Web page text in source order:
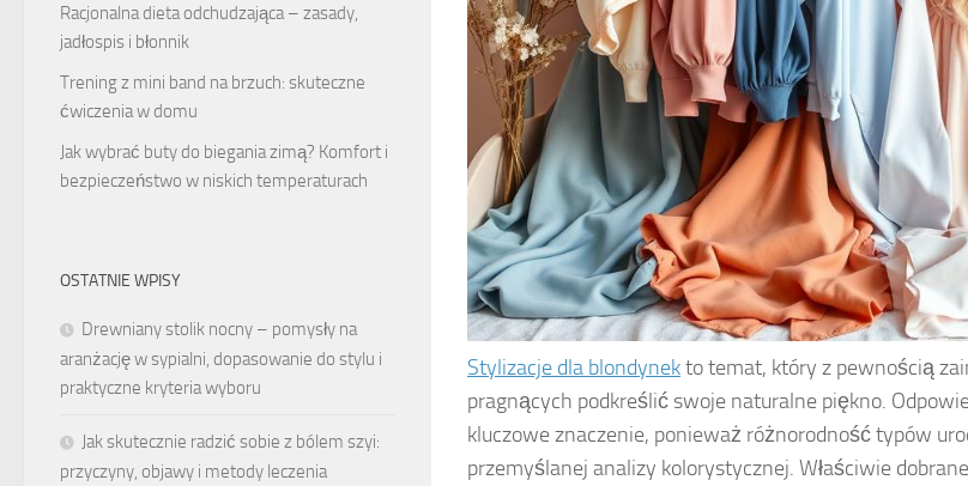
Stylizacje dla blondynekto temat, który z pewnością
pragnących podkreślić swoje naturalne piękno.
kluczowe znaczenie, ponieważ różnorodność typów
przemyślanej analizy kolorystycznej. Właściwie
Racjonalna dieta odchudzająca – zasady,
jadłospis i błonnik
Trening z mini band na brzuch: skuteczne
ćwiczenia w domu
Jak wybrać buty do biegania zimą? Komfort i
bezpieczeństwo w niskich temperaturach
OSTATNIE WPISY
Drewniany stolik nocny – pomysły na
aranżację w sypialni, dopasowanie do stylu i
praktyczne kryteria wyboru
Jak skutecznie radzić sobie z bólem szyi:
przyczyny, objawy i metody leczenia